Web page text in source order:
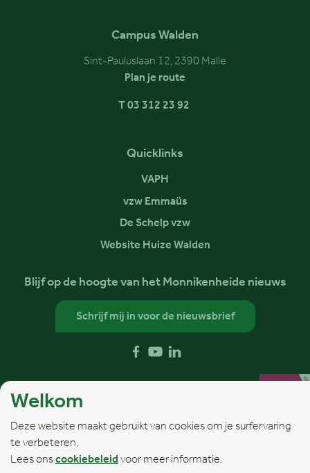
Campus Walden
Sint-Pauluslaan 12, 2390 Malle
Plan je route
T 03 312 23 92
Quicklinks
VAPH
vzw Emmaüs
De Schelp vzw
Website Huize Walden
Blijf op de hoogte van het Monnikenheide nieuws
Schrijf mij in voor de nieuwsbrief
Volg ons op
FacebookYouTube
Webdesign © Sanmax Projects
Welkom
Deze website maakt gebruikt van cookies om je surfervaring
te verbeteren.
Lees onscookiebeleid voor meer informatie.